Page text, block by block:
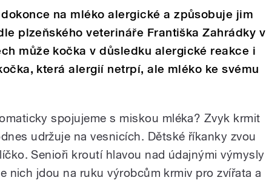
na mléko alergické a způsobuje jim
plzeňského veterináře Františka Zahrádky v
může kočka v důsledku alergické reakce i
která alergií netrpí, ale mléko ke svému
spojujeme s miskou mléka? Zvyk krmit
udržuje na vesnicích. Dětské říkanky zvou
Senioři kroutí hlavou nad údajnými výmysly
nich jdou na ruku výrobcům krmiv pro zvířata a